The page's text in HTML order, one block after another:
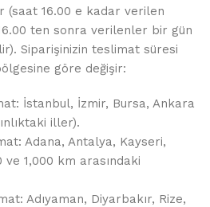
(saat 16.00 e kadar verilen
ten sonra verilenler bir gün
Siparişinizin teslimat süresi
göre değişir:
İstanbul, İzmir, Bursa, Ankara
iller).
Adana, Antalya, Kayseri,
1,000 km arasındaki
Adıyaman, Diyarbakır, Rize,